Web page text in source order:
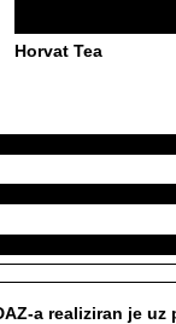
Horvat Tea
a realiziran je uz